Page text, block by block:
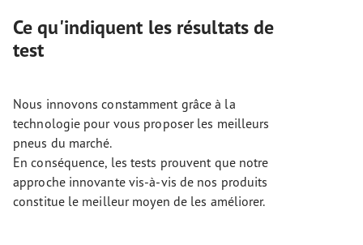
Ce qu'indiquent les résultats de
test
Nous innovons constamment grâce à la
technologie pour vous proposer les meilleurs
pneus du marché.
En conséquence, les tests prouvent que notre
approche innovante vis-à-vis de nos produits
constitue le meilleur moyen de les améliorer.